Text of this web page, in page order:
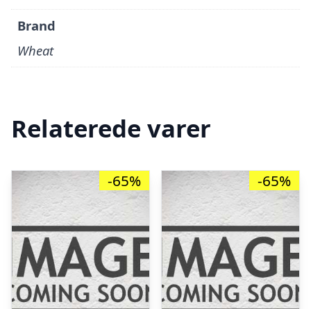
Brand
Wheat
Relaterede varer
-65% -65%